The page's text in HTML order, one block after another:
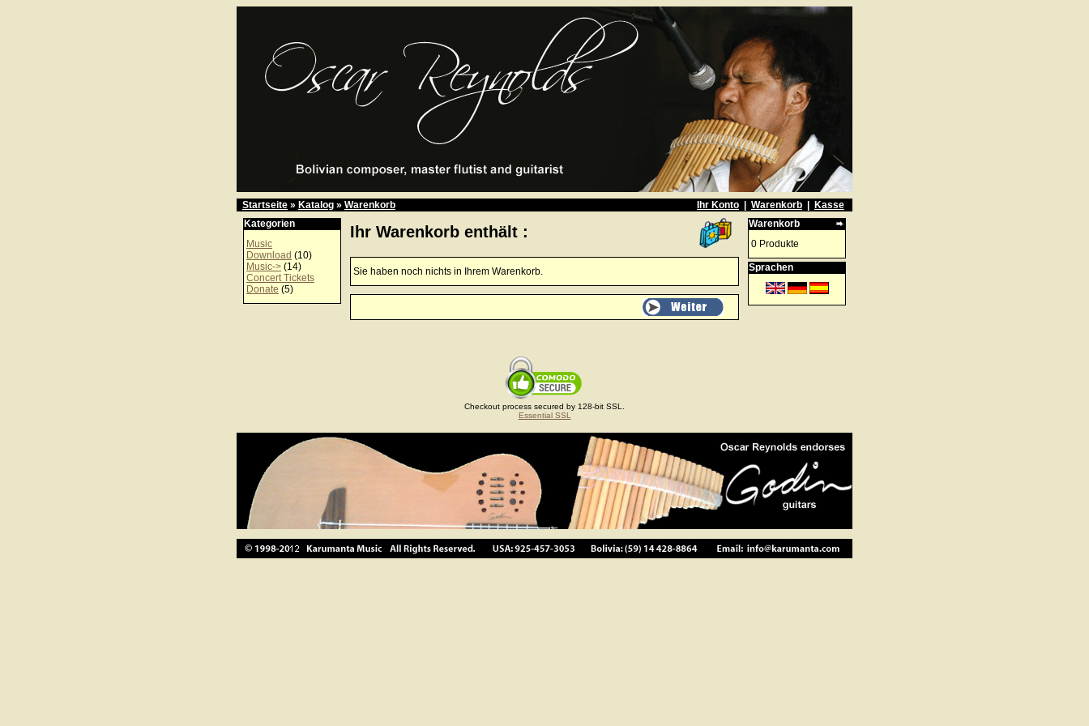
Startseite » Katalog » Warenkorb Ihr Konto Warenkorb
Kasse
Kategorien
Music
Download (10)
Music-> (14)
Concert Tickets
Donate (5)
Ihr Warenkorb enthält :
Sie haben noch nichts in Ihrem Warenkorb.
Warenkorb
0 Produkte
Sprachen
Checkout process secured by 128-bit SSL.
Essential SSL